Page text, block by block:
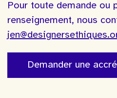
Pour toute demande ou
renseignement, nous
Demander une